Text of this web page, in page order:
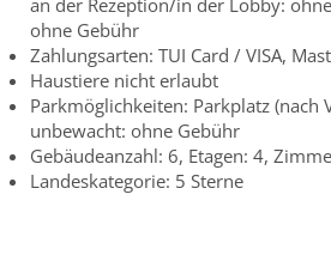
ohne Gebühr
Zahlungsarten: TUI Card / VISA,
Haustiere nicht erlaubt
Parkmöglichkeiten: Parkplatz (nach
unbewacht: ohne Gebühr
Gebäudeanzahl: 6, Etagen: 4,
Landeskategorie: 5 Sterne